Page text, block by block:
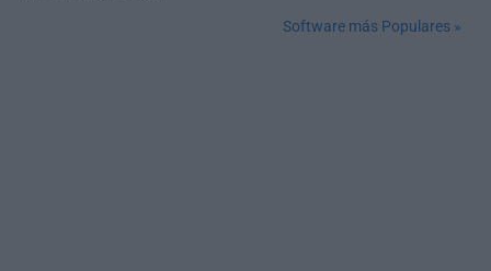
Software más Populares »